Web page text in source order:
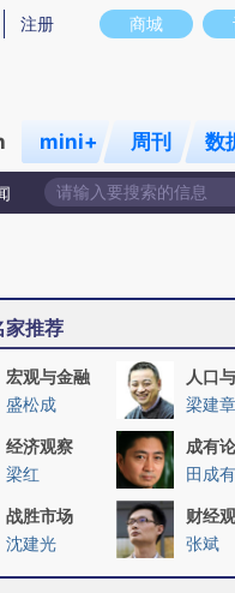
在偏差。不代表财新观点和立
商城
注册
mini+ 周刊 数
家推荐
宏观与金融
盛松成
人口
梁建章
经济观察
梁红
成有
田成有
战胜市场
沈建光
财经
张斌